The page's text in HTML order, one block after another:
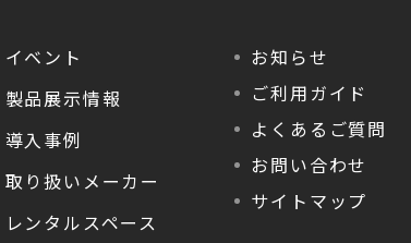
イベント
製品展示情報
導入事例
取り扱いメーカー
レンタルスペース
お知らせ
ご利用ガイド
よくあるご質問
お問い合わせ
サイトマップ